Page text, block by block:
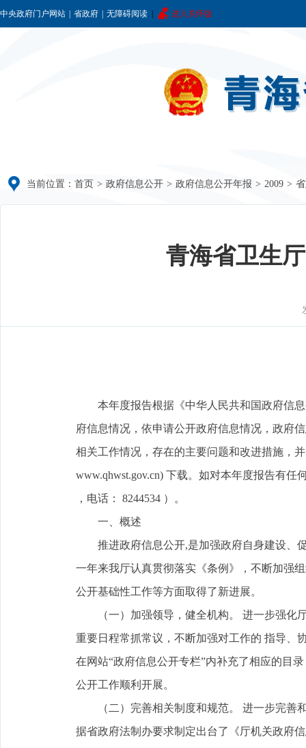
中央政府门户网站 省政府 无障碍阅读 进入关怀版
当前位置： 首页 > 政府信息公开 > 政府信息公开年报 > 2009 >
青海省卫生
本年度报告根据《中华人民共和国政府信息
府信息情况，依申请公开政府信息情况，政府
相关工作情况，存在的主要问题和改进措施，
www.qhwst.gov.cn) 下载。如对本年度报告有
，电话： 8244534 ）。
一、概述
推进政府信息公开,是加强政府自身建设、促
一年来我厅认真贯彻落实《条例》，不断加强
公开基础性工作等方面取得了新进展。
（一）加强领导，健全机构。 进一步强化厅
重要日程常抓常议，不断加强对工作的 指导、
在网站“政府信息公开专栏”内补充了相应的目
公开工作顺利开展。
（二）完善相关制度和规范。 进一步完善和
据省政府法制办要求制定出台了《厅机关政府